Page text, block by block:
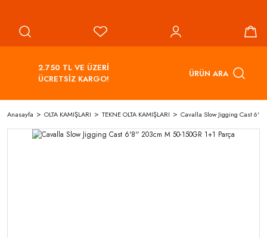
2.750 TL VE ÜZERİ
ÜCRETSİZ KARGO!
ÜRÜN ARA
Anasayfa OLTA KAMIŞLARI TEKNE OLTA KAMIŞLARI Cavalla Slow Jigging Cast